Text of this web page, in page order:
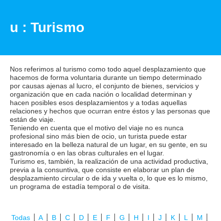
u : Turismo
Nos referimos al turismo como todo aquel desplazamiento que
hacemos de forma voluntaria durante un tiempo determinado
por causas ajenas al lucro, el conjunto de bienes, servicios y
organización que en cada nación o localidad determinan y
hacen posibles esos desplazamientos y a todas aquellas
relaciones y hechos que ocurran entre éstos y las personas que
están de viaje.
Teniendo en cuenta que el motivo del viaje no es nunca
profesional sino más bien de ocio, un turista puede estar
interesado en la belleza natural de un lugar, en su gente, en su
gastronomía o en las obras culturales en el lugar.
Turismo es, también, la realización de una actividad productiva,
previa a la consuntiva, que consiste en elaborar un plan de
desplazamiento circular o de ida y vuelta o, lo que es lo mismo,
un programa de estadía temporal o de visita.
Todas A B C D E F G H I J K L
M